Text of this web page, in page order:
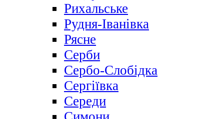
Рихальське
Рудня-Іванівка
Рясне
Серби
Сербо-Слобідка
Сергіївка
Середи